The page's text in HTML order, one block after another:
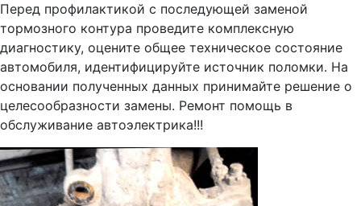
Перед профилактикой с последующей заменой
тормозного контура проведите комплексную
диагностику, оцените общее техническое состояние
автомобиля, идентифицируйте источник поломки. На
основании полученных данных принимайте решение о
целесообразности замены. Ремонт помощь в
обслуживание автоэлектрика!!!